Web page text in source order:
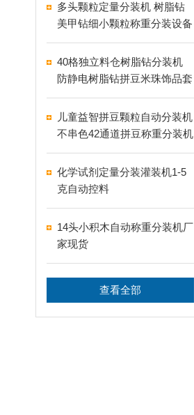
多头颗粒定量分装机 树脂钻
美甲钻细小颗粒称重分装设备
支持24-60头定制
40格独立料仓树脂钻分装机
防静电树脂钻拼豆米珠饰品套
盒分装设备
儿童益智拼豆颗粒自动分装机
不串色42通道拼豆称重分装机
化学试剂定量分装灌装机1-5
克自动控料
14头小积木自动称重分装机厂
家现货
查看全部